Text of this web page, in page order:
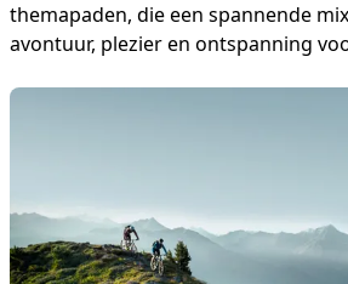
themapaden, die een spannende
avontuur, plezier en ontspanning